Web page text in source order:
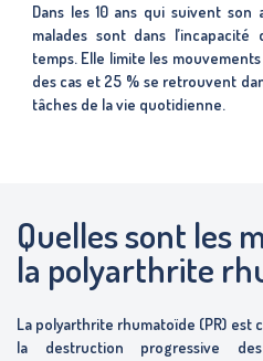
Dans les 10 ans qui suivent
malades sont dans
temps. Elle limite les
des cas et 25 % se retrouvent
tâches de la vie quotidienne.
Quelles sont les
la polyarthrite
La polyarthrite rhumatoïde (PR) est
la destruction progressive